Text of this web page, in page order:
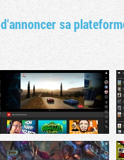
d'annoncer sa